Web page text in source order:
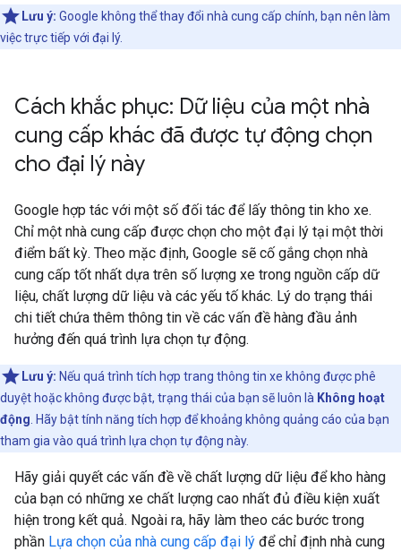
Lưu ý: Google không thể thay đổi nhà cung cấp chính, bạn nên làm
việc trực tiếp với đại lý.
Cách khắc phục: Dữ liệu của một nhà
cung cấp khác đã được tự động chọn
cho đại lý này
Google hợp tác với một số đối tác để lấy thông tin kho xe.
Chỉ một nhà cung cấp được chọn cho một đại lý tại một thời
điểm bất kỳ. Theo mặc định, Google sẽ cố gắng chọn nhà
cung cấp tốt nhất dựa trên số lượng xe trong nguồn cấp dữ
liệu, chất lượng dữ liệu và các yếu tố khác. Lý do trạng thái
chi tiết chứa thêm thông tin về các vấn đề hàng đầu ảnh
hưởng đến quá trình lựa chọn tự động.
Lưu ý: Nếu quá trình tích hợp trang thông tin xe không được phê
duyệt hoặc không được bật, trạng thái của bạn sẽ luôn là Không hoạt
động . Hãy bật tính năng tích hợp để khoảng không quảng cáo của bạn
tham gia vào quá trình lựa chọn tự động này.
Hãy giải quyết các vấn đề về chất lượng dữ liệu để kho hàng
của bạn có những xe chất lượng cao nhất đủ điều kiện xuất
hiện trong kết quả. Ngoài ra, hãy làm theo các bước trong
phần Lựa chọn của nhà cung cấp đại lý để chỉ định nhà cung